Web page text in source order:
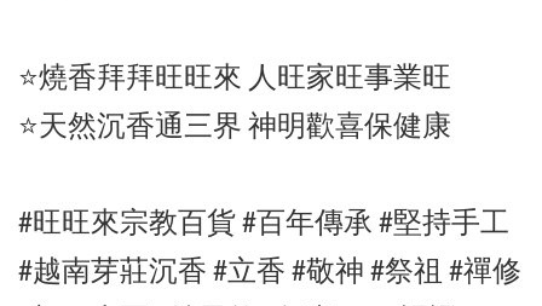
⭐️燒香拜拜旺旺來 人旺家旺事業旺
⭐️天然沉香通三界 神明歡喜保健康
#旺旺來宗教百貨 #百年傳承 #堅持手工
#越南芽莊沉香 #立香 #敬神 #祭祖 #禪修